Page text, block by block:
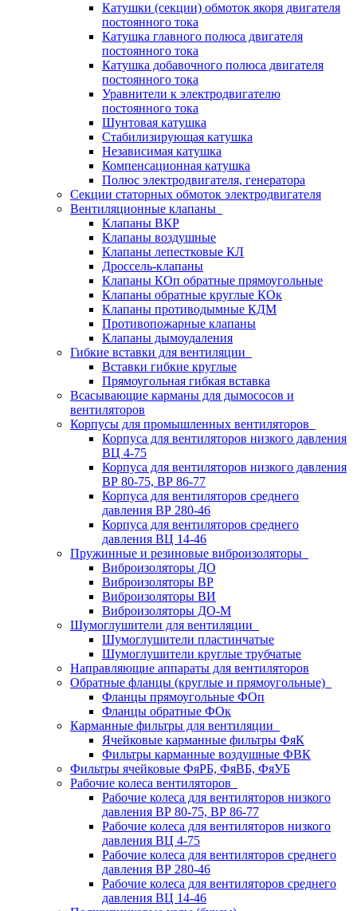
Катушки (секции) обмоток якоря двигателя
постоянного тока
Катушка главного полюса двигателя
постоянного тока
Катушка добавочного полюса двигателя
постоянного тока
Уравнители к электродвигателю
постоянного тока
Шунтовая катушка
Стабилизирующая катушка
Независимая катушка
Компенсационная катушка
Полюс электродвигателя, генератора
Секции статорных обмоток электродвигателя
Вентиляционные клапаны
Клапаны ВКР
Клапаны воздушные
Клапаны лепестковые КЛ
Дроссель-клапаны
Клапаны КОп обратные прямоугольные
Клапаны обратные круглые КОк
Клапаны противодымные КДМ
Противопожарные клапаны
Клапаны дымоудаления
Гибкие вставки для вентиляции
Вставки гибкие круглые
Прямоугольная гибкая вставка
Всасывающие карманы для дымососов и
вентиляторов
Корпусы для промышленных вентиляторов
Корпуса для вентиляторов низкого давления
ВЦ 4-75
Корпуса для вентиляторов низкого давления
ВР 80-75, ВР 86-77
Корпуса для вентиляторов среднего
давления ВР 280-46
Корпуса для вентиляторов среднего
давления ВЦ 14-46
Пружинные и резиновые виброизоляторы
Виброизоляторы ДО
Виброизоляторы ВР
Виброизоляторы ВИ
Виброизоляторы ДО-М
Шумоглушители для вентиляции
Шумоглушители пластинчатые
Шумоглушители круглые трубчатые
Направляющие аппараты для вентиляторов
Обратные фланцы (круглые и прямоугольные)
Фланцы прямоугольные ФОп
Фланцы обратные ФОк
Карманные фильтры для вентиляции
Ячейковые карманные фильтры ФяК
Фильтры карманные воздушные ФВК
Фильтры ячейковые ФяРБ, ФяВБ, ФяУБ
Рабочие колеса вентиляторов
Рабочие колеса для вентиляторов низкого
давления ВР 80-75, ВР 86-77
Рабочие колеса для вентиляторов низкого
давления ВЦ 4-75
Рабочие колеса для вентиляторов среднего
давления ВР 280-46
Рабочие колеса для вентиляторов среднего
давления ВЦ 14-46